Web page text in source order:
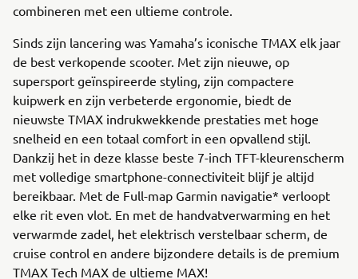
combineren met een ultieme controle.
Sinds zijn lancering was Yamaha’s iconische TMAX elk jaar
de best verkopende scooter. Met zijn nieuwe, op
supersport geïnspireerde styling, zijn compactere
kuipwerk en zijn verbeterde ergonomie, biedt de
nieuwste TMAX indrukwekkende prestaties met hoge
snelheid en een totaal comfort in een opvallend stijl.
Dankzij het in deze klasse beste 7-inch TFT-kleurenscherm
met volledige smartphone-connectiviteit blijf je altijd
bereikbaar. Met de Full-map Garmin navigatie* verloopt
elke rit even vlot. En met de handvatverwarming en het
verwarmde zadel, het elektrisch verstelbaar scherm, de
cruise control en andere bijzondere details is de premium
TMAX Tech MAX de ultieme MAX!